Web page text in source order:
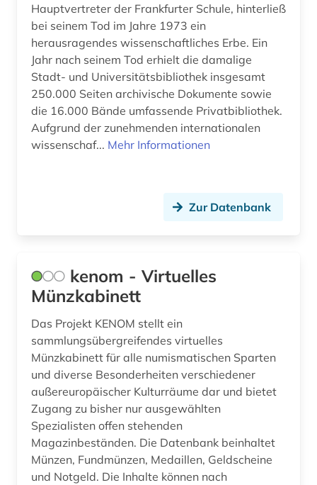
öffentliche stiftung (1)
österreich (2)
österreichische galerie belvedere (1)
österreichische nationalbibliothek (1)
Hauptvertreter der Frankfurter Schule, hinterließ
bei seinem Tod im Jahre 1973 ein
herausragendes wissenschaftliches Erbe. Ein
Jahr nach seinem Tod erhielt die damalige
Stadt- und Universitätsbibliothek insgesamt
250.000 Seiten archivische Dokumente sowie
die 16.000 Bände umfassende Privatbibliothek.
Aufgrund der zunehmenden internationalen
wissenschaf... Mehr Informationen
Zur Datenbank
kenom - Virtuelles
Münzkabinett
Das Projekt KENOM stellt ein
sammlungsübergreifendes virtuelles
Münzkabinett für alle numismatischen Sparten
und diverse Besonderheiten verschiedener
außereuropäischer Kulturräume dar und bietet
Zugang zu bisher nur ausgewählten
Spezialisten offen stehenden
Magazinbeständen. Die Datenbank beinhaltet
Münzen, Fundmünzen, Medaillen, Geldscheine
und Notgeld. Die Inhalte können nach